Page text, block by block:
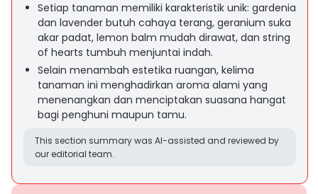
Setiap tanaman memiliki karakteristik unik: gardenia
dan lavender butuh cahaya terang, geranium suka
akar padat, lemon balm mudah dirawat, dan string
of hearts tumbuh menjuntai indah.
Selain menambah estetika ruangan, kelima
tanaman ini menghadirkan aroma alami yang
menenangkan dan menciptakan suasana hangat
bagi penghuni maupun tamu.
This section summary was AI-assisted and reviewed by
our editorial team.